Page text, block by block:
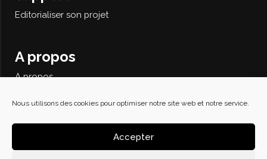
Nous utilisons des cookies pour optimiser notre site web et notre service.
Accepter
Editorialiser son projet
A propos
A propos
Recherche avancée